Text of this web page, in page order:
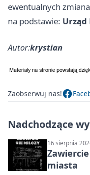
ewentualnych
na podstawie: Urząd
Autor:krystian
Zaobserwuj nas!
Nadchodzące
16 sierpnia
miasta